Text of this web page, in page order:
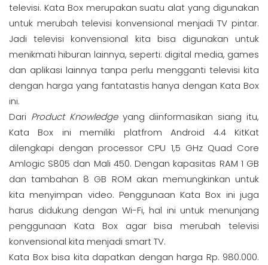
televisi. Kata Box merupakan suatu alat yang digunakan
untuk merubah televisi konvensional menjadi TV pintar.
Jadi televisi konvensional kita bisa digunakan untuk
menikmati hiburan lainnya, seperti: digital media, games
dan aplikasi lainnya tanpa perlu mengganti televisi kita
dengan harga yang fantatastis hanya dengan Kata Box
ini.
Dari Product Knowledgeyang diinformasikan siang itu,
Kata Box ini memiliki platfrom Android 4.4 KitKat
dilengkapi dengan processor CPU 1,5 GHz Quad Core
Amlogic S805 dan Mali 450. Dengan kapasitas RAM 1 GB
dan tambahan 8 GB ROM akan memungkinkan untuk
kita menyimpan video. Penggunaan Kata Box ini juga
harus didukung dengan Wi-Fi, hal ini untuk menunjang
penggunaan Kata Box agar bisa merubah televisi
konvensional kita menjadi smart TV.
Kata Box bisa kita dapatkan dengan harga Rp. 980.000.